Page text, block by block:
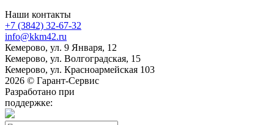
Наши контакты
+7 (3842) 32-67-32
info@kkm42.ru
Кемерово, ул. 9 Января, 12
Кемерово, ул. Волгоградская, 15
Кемерово, ул. Красноармейская 103
2026 © Гарант-Сервис
Разработано при
поддержке: